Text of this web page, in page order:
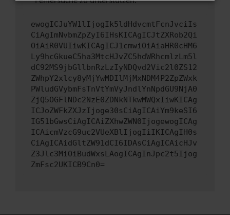
ewogICJuYW1lIjogIk5ldHdvcmtFcnJvciIs
CiAgImNvbmZpZyI6IHsKICAgICJtZXRob2Qi
OiAiR0VUIiwKICAgICJ1cmwiOiAiaHR0cHM6
Ly9hcGkueC5ha3MtcHJvZC5hdWRhcmlzLm5l
dC92MS9jbGllbnRzLzIyNDQvd2Vic2l0ZS12
ZWhpY2xlcy8yMjYwMDIlMjMxNDM4P2ZpZWxk
PWludGVybmFsTnVtYmVyJndlYnNpdGU9NjA0
ZjQ5OGFlNDc2NzE0ZDNkNTkwMWQxIiwKICAg
ICJoZWFkZXJzIjoge30sCiAgICAiYm9keSI6
IG51bGwsCiAgICAiZXhwZWN0IjogewogICAg
ICAicmVzcG9uc2VUeXBlIjogIiIKICAgIH0s
CiAgICAidGltZW91dCI6IDAsCiAgICAicHJv
Z3Jlc3MiOiBudWxsLAogICAgInJpc2t5Ijog
ZmFsc2UKICB9Cn0=